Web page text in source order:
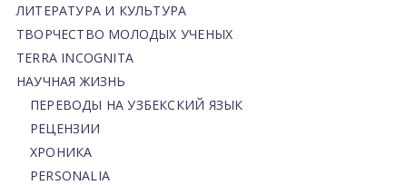
ЛИТЕРАТУРА И КУЛЬТУРА
ТВОРЧЕСТВО МОЛОДЫХ УЧЕНЫХ
TERRA INCOGNITA
НАУЧНАЯ ЖИЗНЬ
ПЕРЕВОДЫ НА УЗБЕКСКИЙ ЯЗЫК
РЕЦЕНЗИИ
ХРОНИКА
PERSONALIA